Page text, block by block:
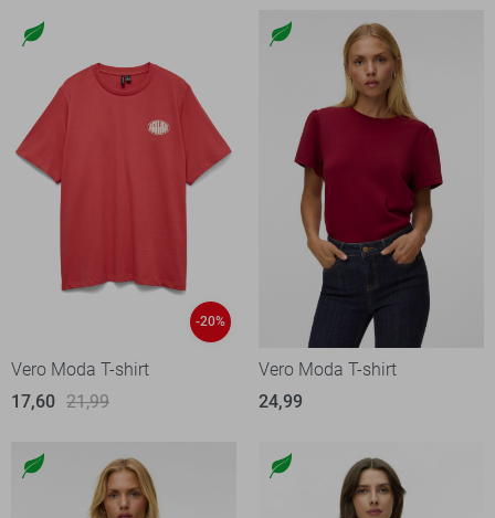
-20%
Vero Moda T-shirt
17,60 21,99
Vero Moda T-shirt
24,99